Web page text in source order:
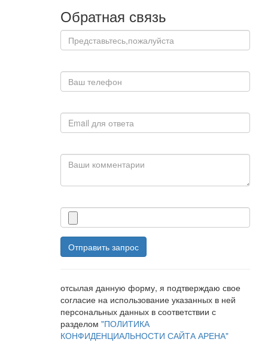
Обратная связь
отсылая данную форму, я подтверждаю свое
согласие на использование указанных в ней
персональных данных в соответствии с
разделом "ПОЛИТИКА
КОНФИДЕНЦИАЛЬНОСТИ САЙТА АРЕНА"